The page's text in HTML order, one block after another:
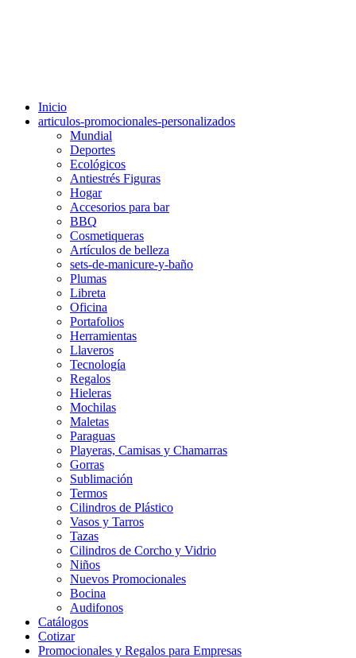
Inicio
articulos-promocionales-personalizados
Mundial
Deportes
Ecológicos
Antiestrés Figuras
Hogar
Accesorios para bar
BBQ
Cosmetiqueras
Artículos de belleza
sets-de-manicure-y-baño
Plumas
Libreta
Oficina
Portafolios
Herramientas
Llaveros
Tecnología
Regalos
Hieleras
Mochilas
Maletas
Paraguas
Playeras, Camisas y Chamarras
Gorras
Sublimación
Termos
Cilindros de Plástico
Vasos y Tarros
Tazas
Cilindros de Corcho y Vidrio
Niños
Nuevos Promocionales
Bocina
Audifonos
Catálogos
Cotizar
Promocionales y Regalos para Empresas